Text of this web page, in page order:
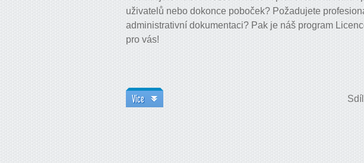
uživatelů nebo dokonce poboček? Požadujete
administrativní dokumentaci? Pak je náš program
pro vás!
Více